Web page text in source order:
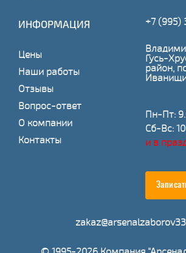
ИНФОРМАЦИЯ
Цены
Наши работы
Отзывы
Вопрос-ответ
О компании
Контакты
+7 (995)
Гусь-
район,
Пн-Пт:
Сб-Вс:
и в